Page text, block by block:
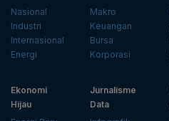
Nasional
Industri
Internasional
Energi
Makro
Keuangan
Bursa
Korporasi
Ekonomi
Hijau
Jurnalisme
Data